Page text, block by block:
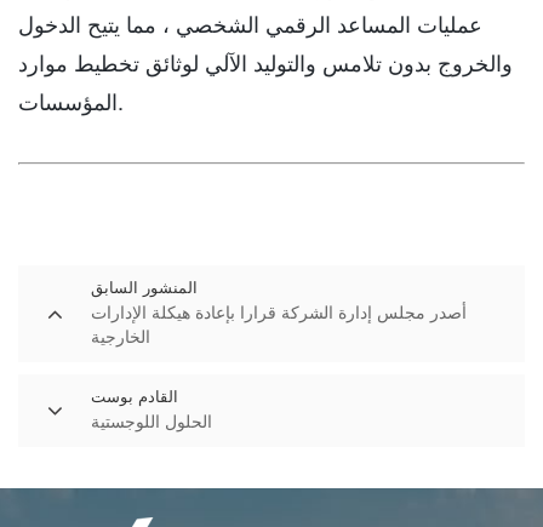
عمليات المساعد الرقمي الشخصي ، مما يتيح الدخول
والخروج بدون تلامس والتوليد الآلي لوثائق تخطيط موارد
المؤسسات.
المنشور السابق
أصدر مجلس إدارة الشركة قرارا بإعادة هيكلة الإدارات
الخارجية
القادم بوست
الحلول اللوجستية